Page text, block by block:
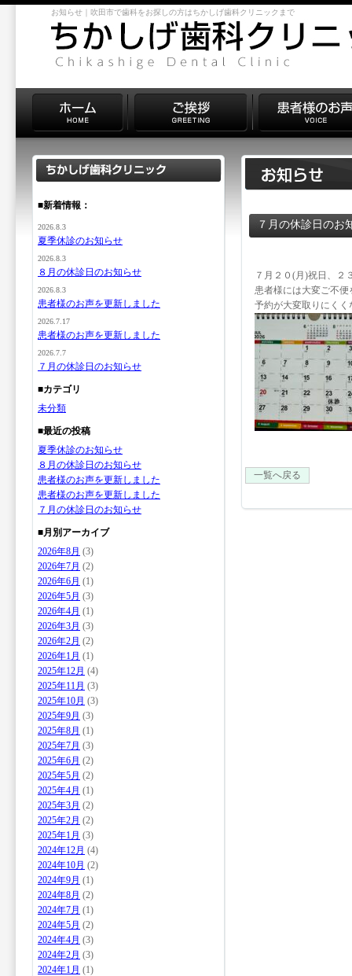
お知らせ｜吹田市で歯科をお探しの方はちかしげ歯科クリニックまで
７月の休診日のお
７月２０(月)祝日、２
患者様には大変ご不
予約が大変取りにく
一覧へ戻る
■新着情報：
2026.8.3
夏季休診のお知らせ
2026.8.3
８月の休診日のお知らせ
2026.8.3
患者様のお声を更新しました
2026.7.17
患者様のお声を更新しました
2026.7.7
７月の休診日のお知らせ
■カテゴリ
未分類
■最近の投稿
夏季休診のお知らせ
８月の休診日のお知らせ
患者様のお声を更新しました
患者様のお声を更新しました
７月の休診日のお知らせ
■月別アーカイブ
2026年8月 (3)
2026年7月 (2)
2026年6月 (1)
2026年5月 (3)
2026年4月 (1)
2026年3月 (3)
2026年2月 (2)
2026年1月 (1)
2025年12月 (4)
2025年11月 (3)
2025年10月 (3)
2025年9月 (3)
2025年8月 (1)
2025年7月 (3)
2025年6月 (2)
2025年5月 (2)
2025年4月 (1)
2025年3月 (2)
2025年2月 (2)
2025年1月 (3)
2024年12月 (4)
2024年10月 (2)
2024年9月 (1)
2024年8月 (2)
2024年7月 (1)
2024年5月 (2)
2024年4月 (3)
2024年2月 (3)
2024年1月 (1)